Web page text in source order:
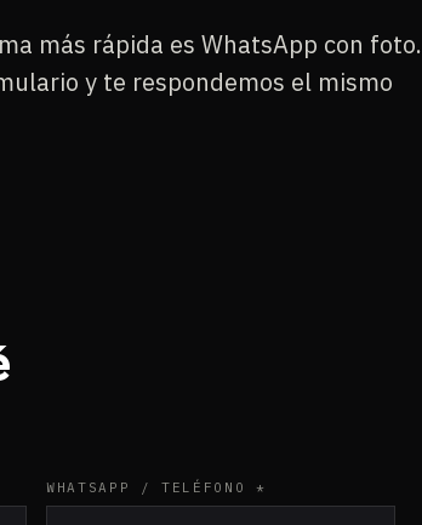
más rápida es WhatsApp con foto.
y te respondemos el mismo
WHATSAPP / TELÉFONO *